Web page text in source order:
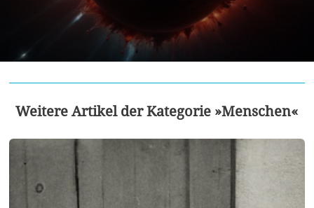
Weitere Artikel der Kategorie »Menschen«